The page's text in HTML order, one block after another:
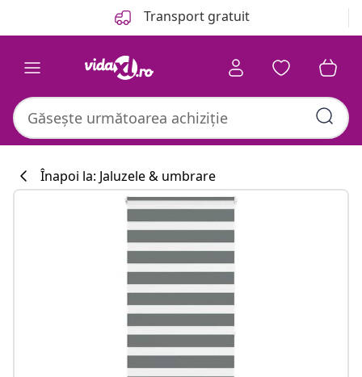
Transport gratuit
Înapoi la: Jaluzele & umbrare